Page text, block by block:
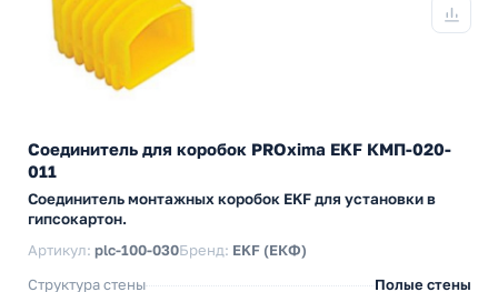
Соединитель для коробок PROxima EKF КМП-020-
011
Соединитель монтажных коробок EKF для установки в
гипсокартон.
Артикул: plc-100-030Бренд: EKF (ЕКФ)
Структура стены
Полые стены